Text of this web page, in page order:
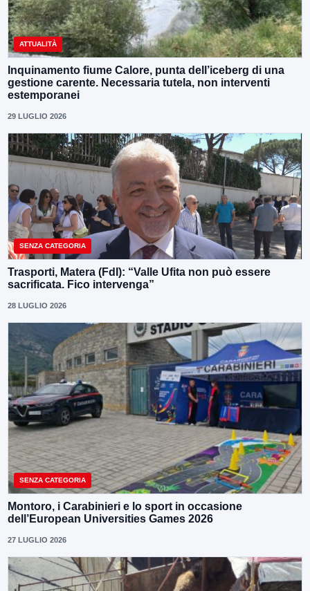
ATTUALITÀ
Inquinamento fiume Calore, punta dell’iceberg di una
gestione carente. Necessaria tutela, non interventi
estemporanei
29 LUGLIO 2026
SENZA CATEGORIA
Trasporti, Matera (FdI): “Valle Ufita non può essere
sacrificata. Fico intervenga”
28 LUGLIO 2026
SENZA CATEGORIA
Montoro, i Carabinieri e lo sport in occasione
dell’European Universities Games 2026
27 LUGLIO 2026